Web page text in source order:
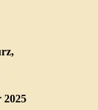
2025